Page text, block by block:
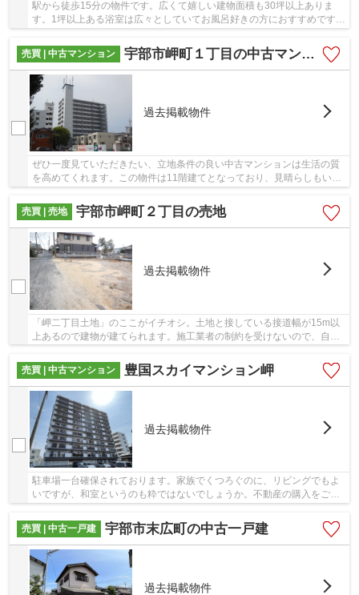
駅から徒歩15分の物件です。広くて嬉しい建物面積も30坪以上ありま
す。1坪以上ある浴室は広々としていてお風呂好きの方におすすめです。
こちらは2台の車が駐車できる物件です。不動産...
売買 | 中古マンション
宇部市岬町１丁目の中古マンション
過去掲載物件
ぜひ一度見ていただきたい、立地条件の良い中古マンションは生活の質
を高めてくれます。この物件は11階建てとなっており、見晴らしもいい
です。2駅利用可能な物件です。不動産の購入を...
売買 | 売地
宇部市岬町２丁目の売地
過去掲載物件
「岬二丁目土地」のここがイチオシ。土地と接している接道幅が15m以
上あるので建物が建てられます。施工業者の制約を受けないので、自分
売買 | 中古マンション
豊国スカイマンション岬
過去掲載物件
駐車場一台確保されております。家族でくつろぐのに、リビングでもよ
いですが、和室というのも粋ではないでしょうか。不動産の購入をご検
売買 | 中古一戸建
宇部市末広町の中古一戸建
過去掲載物件